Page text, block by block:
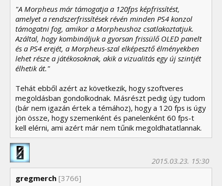
"A Morpheus már támogatja a 120fps képfrissítést,
amelyet a rendszerfrissítések révén minden PS4 konzol
támogatni fog, amikor a Morpheushoz csatlakoztatjuk.
Azáltal, hogy kombináljuk a gyorsan frissülő OLED panelt
és a PS4 erejét, a Morpheus-szal elképesztő élményekben
lehet része a játékosoknak, akik a vizualitás egy új szintjét
élhetik át."
Tehát ebből azért az következik, hogy szoftveres
megoldásban gondolkodnak. Másrészt pedig úgy tudom
(bár nem igazán értek a témához), hogy a 120 fps is úgy
jön össze, hogy szemenként és panelenként 60 fps-t
kell elérni, ami azért már nem tűnik megoldhatatlannak.
gregmerch
2015.03.23. 15:30
[3766]